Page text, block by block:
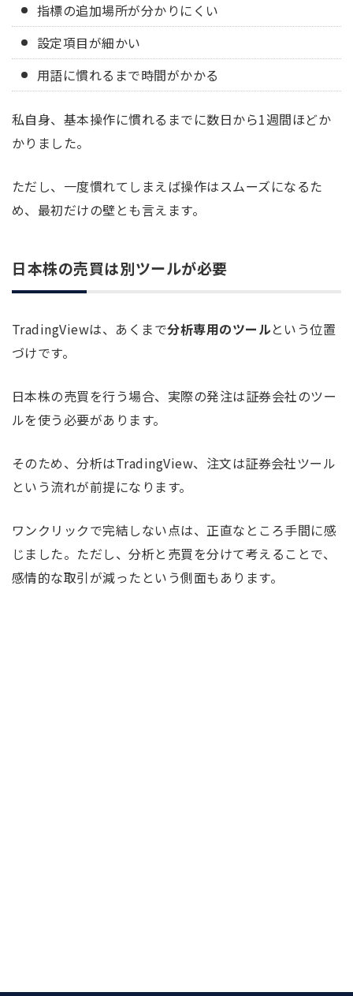
指標の追加場所が分かりにくい
設定項目が細かい
用語に慣れるまで時間がかかる
私自身、基本操作に慣れるまでに数日から1週間ほどか
かりました。
ただし、一度慣れてしまえば操作はスムーズになるた
め、最初だけの壁とも言えます。
日本株の売買は別ツールが必要
TradingViewは、あくまで分析専用のツールという位置
づけです。
日本株の売買を行う場合、実際の発注は証券会社のツー
ルを使う必要があります。
そのため、分析はTradingView、注文は証券会社ツール
という流れが前提になります。
ワンクリックで完結しない点は、正直なところ手間に感
じました。ただし、分析と売買を分けて考えることで、
感情的な取引が減ったという側面もあります。